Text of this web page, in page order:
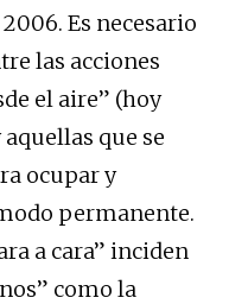
Es necesario
las acciones
el aire” (hoy
que se
ocupar y
permanente.
a cara” inciden
como la